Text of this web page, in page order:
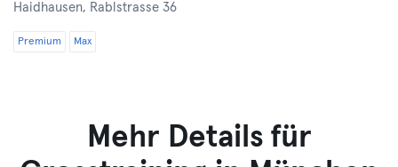
Haidhausen, Rablstrasse 36
Premium Max
Mehr Details für